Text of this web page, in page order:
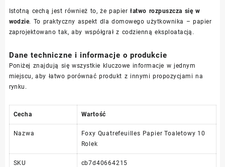
Istotną cechą jest również to, że papierłatwo rozpuszcza się w
wodzie. To praktyczny aspekt dla domowego użytkownika – papier
zaprojektowano tak, aby współgrał z codzienną eksploatacją.
Dane techniczne i informacje o produkcie
Poniżej znajdują się wszystkie kluczowe informacje w jednym
miejscu, aby łatwo porównać produkt z innymi propozycjami na
rynku.
Cecha Wartość
Nazwa
Foxy Quatrefeuilles Papier Toaletowy 10
Rolek
SKU cb7d40664215